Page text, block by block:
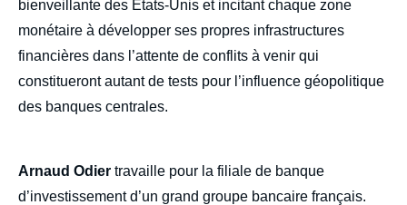
bienveillante des États-Unis et incitant chaque zone
monétaire à développer ses propres infrastructures
financières dans l’attente de conflits à venir qui
constitueront autant de tests pour l’influence géopolitique
des banques centrales.
Arnaud Odier travaille pour la filiale de banque
d’investissement d’un grand groupe bancaire français.